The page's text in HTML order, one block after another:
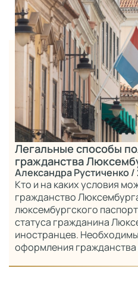
Легальные способы
гражданства
Александра Рустиченко/
Кто и на каких условия
гражданство
люксембургского
статуса гражданина
иностранцев.
оформления гражданства